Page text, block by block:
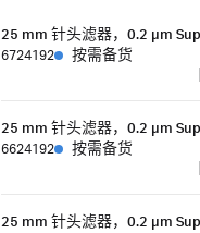
25 mm 针头滤器，0.2 μm
6724192
按需备货
25 mm 针头滤器，0.2 μm
6624192
按需备货
25 mm 针头滤器，0.2 μm